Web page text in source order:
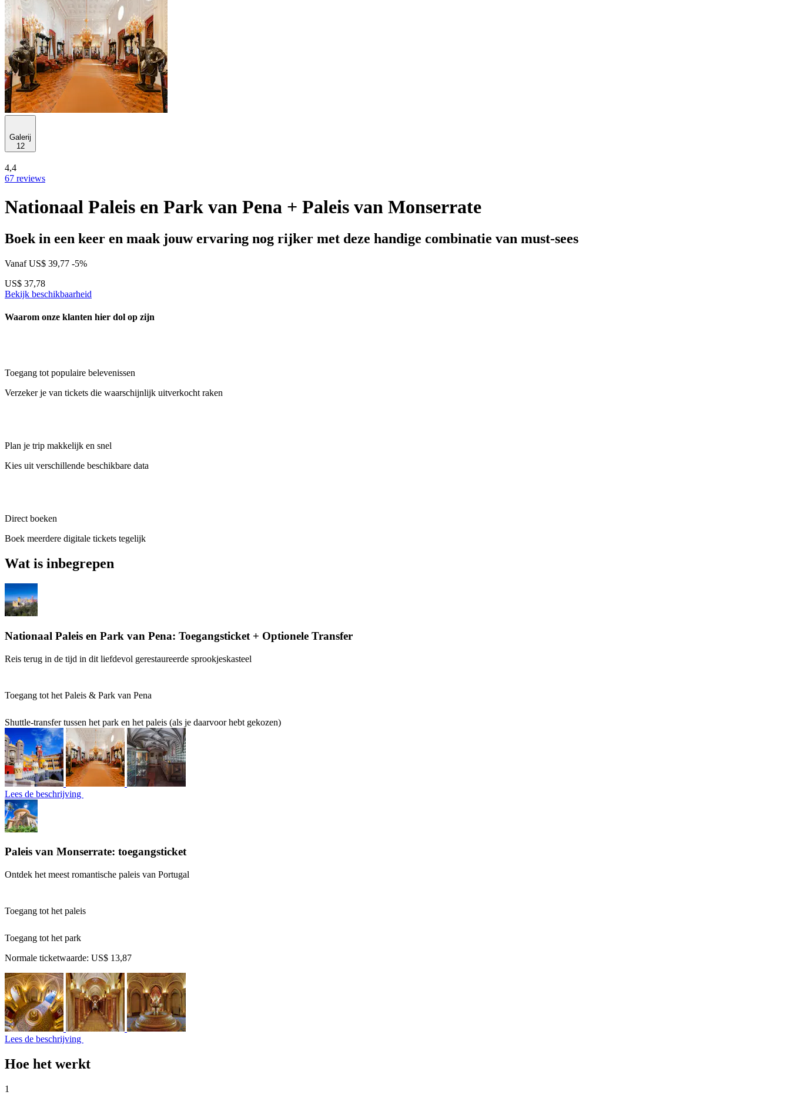
Galerij
12
4,4
67 reviews
Nationaal Paleis en Park van Pena + Paleis van Monserrate
Boek in een keer en maak jouw ervaring nog rijker met deze handige combinatie van must-sees
VanafUS$ 39,77 -5%
US$ 37,78
Bekijk beschikbaarheid
Waarom onze klanten hier dol op zijn
Toegang tot populaire belevenissen
Verzeker je van tickets die waarschijnlijk uitverkocht raken
Plan je trip makkelijk en snel
Kies uit verschillende beschikbare data
Direct boeken
Boek meerdere digitale tickets tegelijk
Wat is inbegrepen
Nationaal Paleis en Park van Pena: Toegangsticket + Optionele Transfer
Reis terug in de tijd in dit liefdevol gerestaureerde sprookjeskasteel
Toegang tot het Paleis & Park van Pena
Shuttle-transfer tussen het park en het paleis (als je daarvoor hebt gekozen)
Lees de beschrijving
Paleis van Monserrate: toegangsticket
Ontdek het meest romantische paleis van Portugal
Toegang tot het paleis
Toegang tot het park
Normale ticketwaarde: US$ 13,87
Lees de beschrijving
Hoe het werkt
1